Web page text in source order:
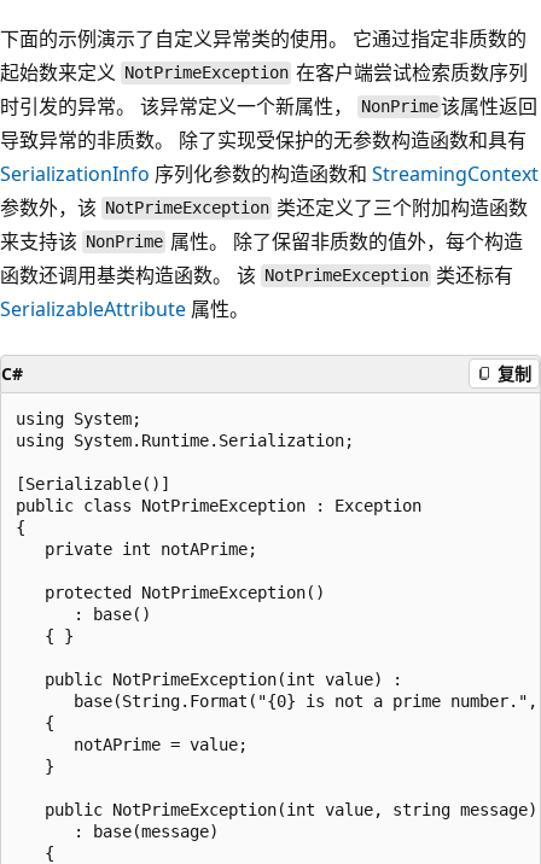
下面的示例演示了自定义异常类的使用。 它通过指定非质数的
起始数来定义 NotPrimeException 在客户端尝试检索质数序列
时引发的异常。 该异常定义一个新属性，
NonPrime该属性返回
导致异常的非质数。 除了实现受保护的无参数构造函数和具有
SerializationInfo 序列化参数的构造函数和 StreamingContext
参数外，该 NotPrimeException 类还定义了三个附加构造函数
来支持该 NonPrime 属性。 除了保留非质数的值外，每个构造
函数还调用基类构造函数。 该 NotPrimeException 类还标有
SerializableAttribute 属性。
C# 复制
using System;
using System.Runtime.Serialization;
[Serializable()]
public class NotPrimeException : Exception
{
   private int notAPrime;
   protected NotPrimeException()
      : base()
   { }
   public NotPrimeException(int value) :
base(String.Format("{0} is not a prime
   {
      notAPrime = value;
   }
   public NotPrimeException(int value, string message)
      : base(message)
   {